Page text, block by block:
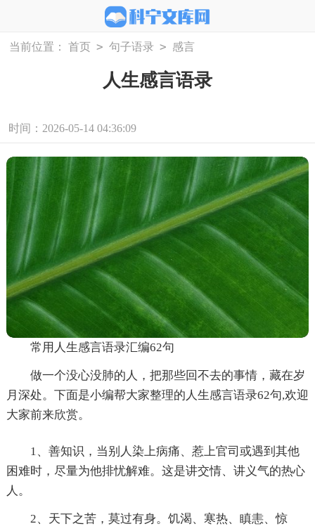
当前位置： 首页 > 句子语录 > 感言
人生感言语录
时间：2026-05-14 04:36:09
常用人生感言语录汇编62句
做一个没心没肺的人，把那些回不去的事情，藏在岁
月深处。下面是小编帮大家整理的人生感言语录62句,欢迎
大家前来欣赏。
1、善知识，当别人染上病痛、惹上官司或遇到其他
困难时，尽量为他排忧解难。这是讲交情、讲义气的热心
人。
2、天下之苦，莫过有身。饥渴、寒热、瞋恚、惊